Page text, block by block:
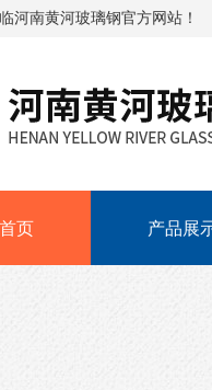
河南黄河玻璃钢官方网站！
页 产品展